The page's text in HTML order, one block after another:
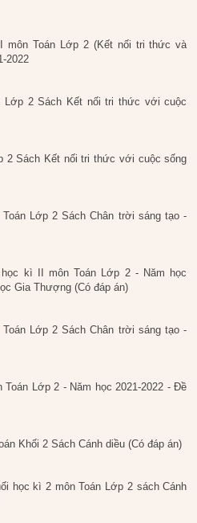
môn Toán Lớp 2 (Kết nối tri thức và
2022
Lớp 2 Sách Kết nối tri thức với cuộc
2 Sách Kết nối tri thức với cuộc sống
Lớp 2 Sách Chân trời sáng tạo -
kì II môn Toán Lớp 2 - Năm học
Gia Thượng (Có đáp án)
Lớp 2 Sách Chân trời sáng tạo -
Toán Lớp 2 - Năm học 2021-2022 - Đề
Khối 2 Sách Cánh diều (Có đáp án)
học kì 2 môn Toán Lớp 2 sách Cánh